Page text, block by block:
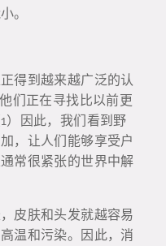
。
得到越来越广泛的认
们正在寻找比以前更
）因此，我们看到野
，让人们能够享受户
常很紧张的世界中解
皮肤和头发就越容易
温和污染。因此，消